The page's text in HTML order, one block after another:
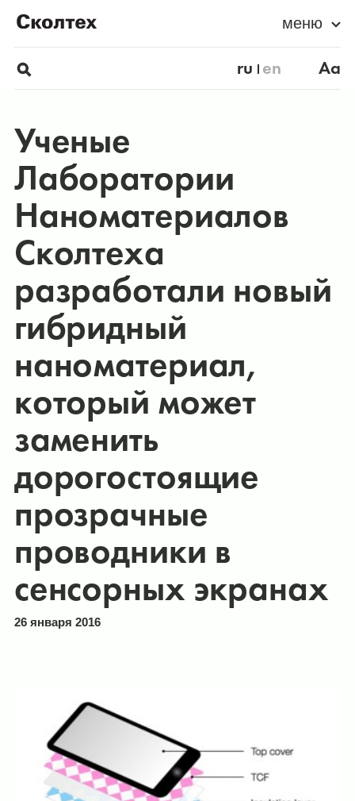
меню
ru en Aa
Ученые
Лаборатории
Наноматериалов
Сколтеха
разработали новый
гибридный
наноматериал,
который может
заменить
дорогостоящие
прозрачные
проводники в
сенсорных экранах
26 января 2016